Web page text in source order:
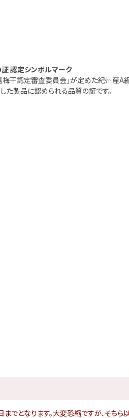
証 認定シンボルマーク
梅干認定審査委員会」が定めた紀州産A
た製品に認められる品質の証です。
でとなります。大変恐縮ですが、そちら